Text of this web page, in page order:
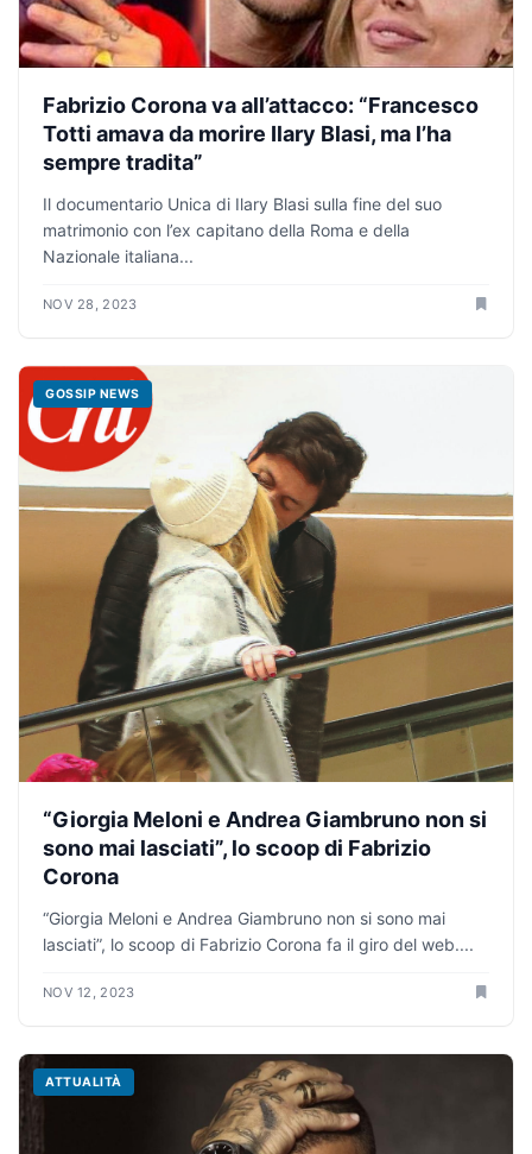
Fabrizio Corona va all’attacco: “Francesco
Totti amava da morire Ilary Blasi, ma l’ha
sempre tradita”
Il documentario Unica di Ilary Blasi sulla fine del suo
matrimonio con l’ex capitano della Roma e della
Nazionale italiana...
NOV 28, 2023
GOSSIP NEWS
“Giorgia Meloni e Andrea Giambruno non si
sono mai lasciati”, lo scoop di Fabrizio
Corona
“Giorgia Meloni e Andrea Giambruno non si sono mai
lasciati”, lo scoop di Fabrizio Corona fa il giro del web....
NOV 12, 2023
ATTUALITÀ